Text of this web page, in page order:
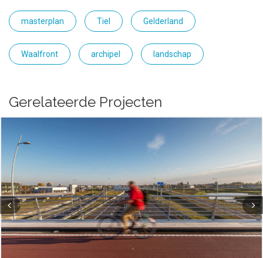
masterplan Tiel Gelderland
Waalfront archipel landschap
Gerelateerde Projecten